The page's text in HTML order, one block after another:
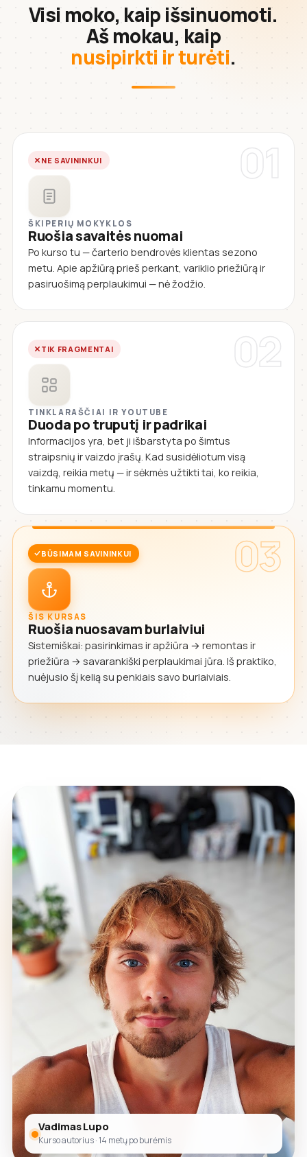
Visi moko, kaip išsinuomoti.
Aš mokau, kaip
nusipirkti ir turėti.
01
NE SAVININKUI
ŠKIPERIŲ MOKYKLOS
Ruošia savaitės nuomai
Po kurso tu — čarterio bendrovės klientas sezono
metu. Apie apžiūrą prieš perkant, variklio priežiūrą ir
pasiruošimą perplaukimui — nė žodžio.
02
TIK FRAGMENTAI
TINKLARAŠČIAI IR YOUTUBE
Duoda po truputį ir padrikai
Informacijos yra, bet ji išbarstyta po šimtus
straipsnių ir vaizdo įrašų. Kad susidėliotum visą
vaizdą, reikia metų — ir sėkmės užtikti tai, ko reikia,
tinkamu momentu.
03
BŪSIMAM SAVININKUI
ŠIS KURSAS
Ruošia nuosavam burlaiviui
Sistemiškai: pasirinkimas ir apžiūra → remontas ir
priežiūra → savarankiški perplaukimai jūra. Iš praktiko,
nuėjusio šį kelią su penkiais savo burlaiviais.
Vadimas Lupo
Kurso autorius · 14 metų po burėmis